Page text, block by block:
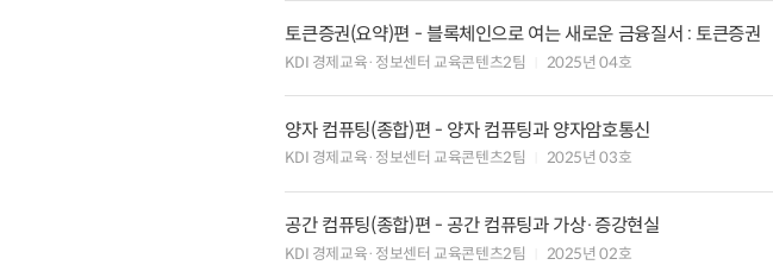
토큰증권(요약)편 - 블록체인으로 여는 새로운 금융질서 : 토큰증권
KDI 경제교육·정보센터 교육콘텐츠2팀 2025년 04호
양자 컴퓨팅(종합)편 - 양자 컴퓨팅과 양자암호통신
KDI 경제교육·정보센터 교육콘텐츠2팀 2025년 03호
공간 컴퓨팅(종합)편 - 공간 컴퓨팅과 가상·증강현실
KDI 경제교육·정보센터 교육콘텐츠2팀 2025년 02호